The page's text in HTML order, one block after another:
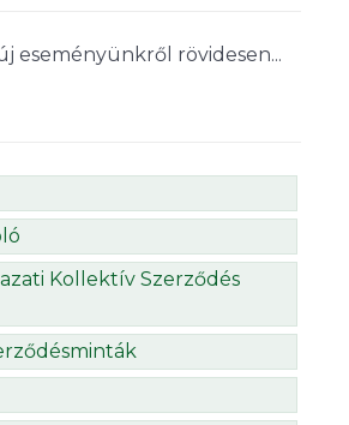
eseményünkről rövidesen...
Kollektív Szerződés